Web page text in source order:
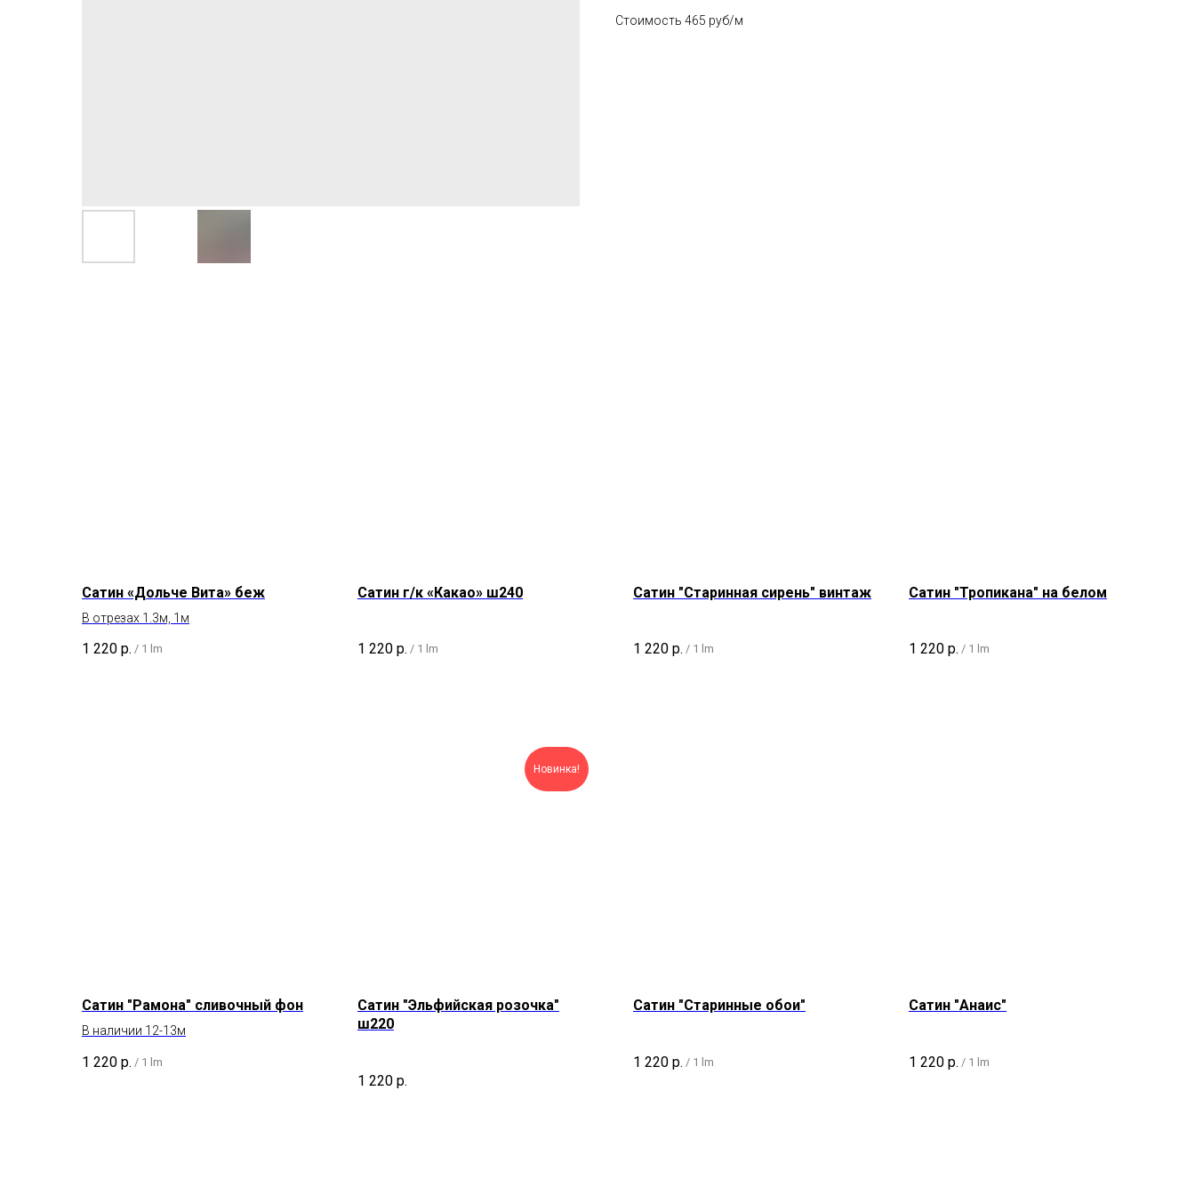
Стоимость 465 руб/м
Сатин «Дольче Вита» беж
В отрезах 1.3м, 1м
1 220 р. / 1 lm
Сатин г/к «Какао» ш240
1 220 р. / 1 lm
Сатин "Старинная сирень" винтаж
1 220 р. / 1 lm
Сатин "Тропикана" на белом
1 220 р. / 1 lm
Сатин "Рамона" сливочный фон
В наличии 12-13м
1 220 р. / 1 lm
Новинка!
Сатин "Эльфийская розочка"
ш220
1 220 р.
Сатин "Старинные обои"
1 220 р. / 1 lm
Сатин "Анаис"
1 220 р. / 1 lm